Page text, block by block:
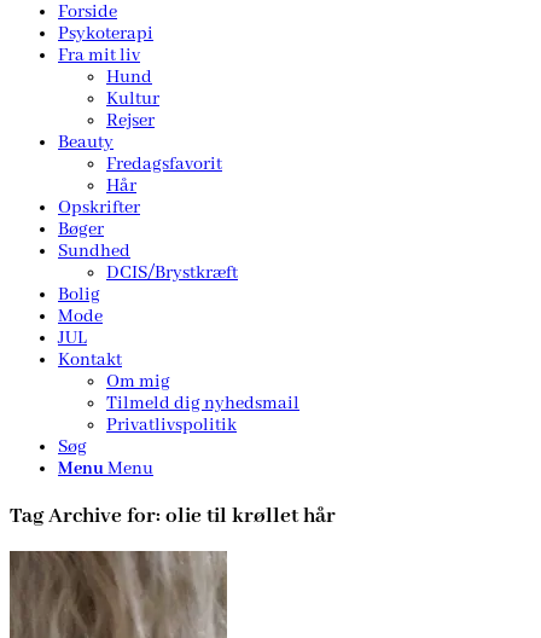
Forside
Psykoterapi
Fra mit liv
Hund
Kultur
Rejser
Beauty
Fredagsfavorit
Hår
Opskrifter
Bøger
Sundhed
DCIS/Brystkræft
Bolig
Mode
JUL
Kontakt
Om mig
Tilmeld dig nyhedsmail
Privatlivspolitik
Søg
MenuMenu
Tag Archive for: olie til krøllet hår